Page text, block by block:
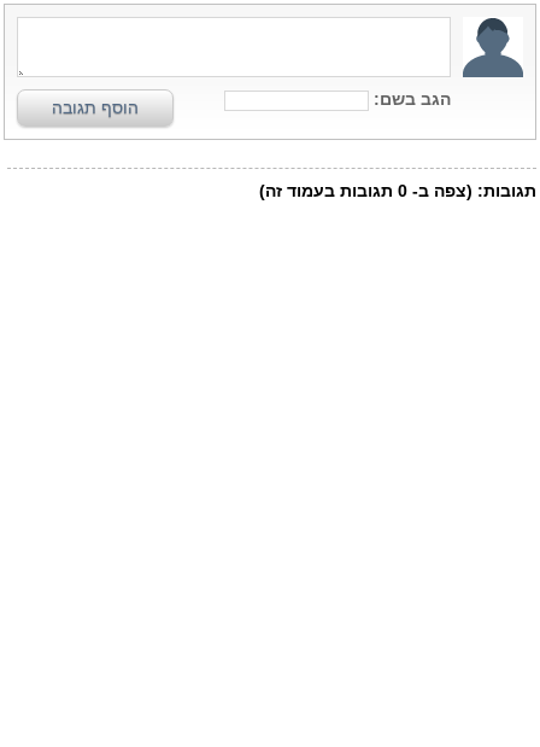
הגב בשם: הוסף תגובה
תגובות: (צפה ב- 0 תגובות בעמוד זה)